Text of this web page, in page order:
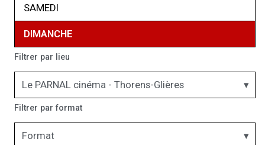
SAMEDI
DIMANCHE
Filtrer par lieu
Le PARNAL cinéma - Thorens-Glières
Filtrer par format
Format